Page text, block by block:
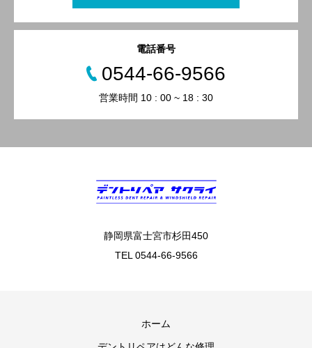
電話番号
0544-66-9566
営業時間 10 : 00 ~ 18 : 30
静岡県富士宮市杉田450
TEL 0544-66-9566
ホーム